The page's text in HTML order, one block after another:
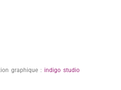
graphique : indigo studio